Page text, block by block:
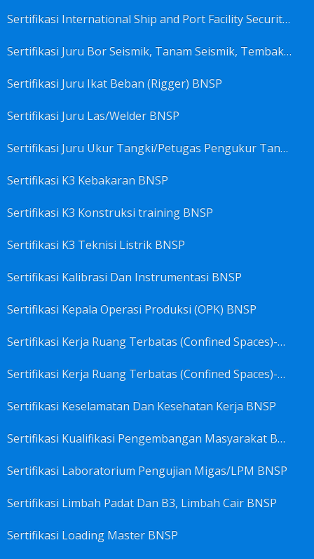
Sertifikasi International Ship and Port Facility Security Code/ISPS Code training for Security Area Manager BNSP
Sertifikasi Juru Bor Seismik, Tanam Seismik, Tembak Seismik BNSP
Sertifikasi Juru Ikat Beban (Rigger) BNSP
Sertifikasi Juru Las/Welder BNSP
Sertifikasi Juru Ukur Tangki/Petugas Pengukur Tangki Migas BNSP
Sertifikasi K3 Kebakaran BNSP
Sertifikasi K3 Konstruksi training BNSP
Sertifikasi K3 Teknisi Listrik BNSP
Sertifikasi Kalibrasi Dan Instrumentasi BNSP
Sertifikasi Kepala Operasi Produksi (OPK) BNSP
Sertifikasi Kerja Ruang Terbatas (Confined Spaces)-Ahli Muda Ruang Terbatas (AMURT/Supervisor) BNSP
Sertifikasi Kerja Ruang Terbatas (Confined Spaces)-Teknisi Ruang Terbatas (TRT/Entrants) BNSP
Sertifikasi Keselamatan Dan Kesehatan Kerja BNSP
Sertifikasi Kualifikasi Pengembangan Masyarakat BNSP
Sertifikasi Laboratorium Pengujian Migas/LPM BNSP
Sertifikasi Limbah Padat Dan B3, Limbah Cair BNSP
Sertifikasi Loading Master BNSP